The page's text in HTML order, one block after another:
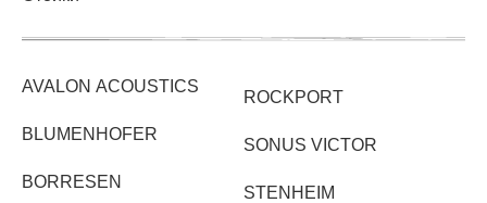
AVALON ACOUSTICS
BLUMENHOFER
BORRESEN
ROCKPORT
SONUS VICTOR
STENHEIM